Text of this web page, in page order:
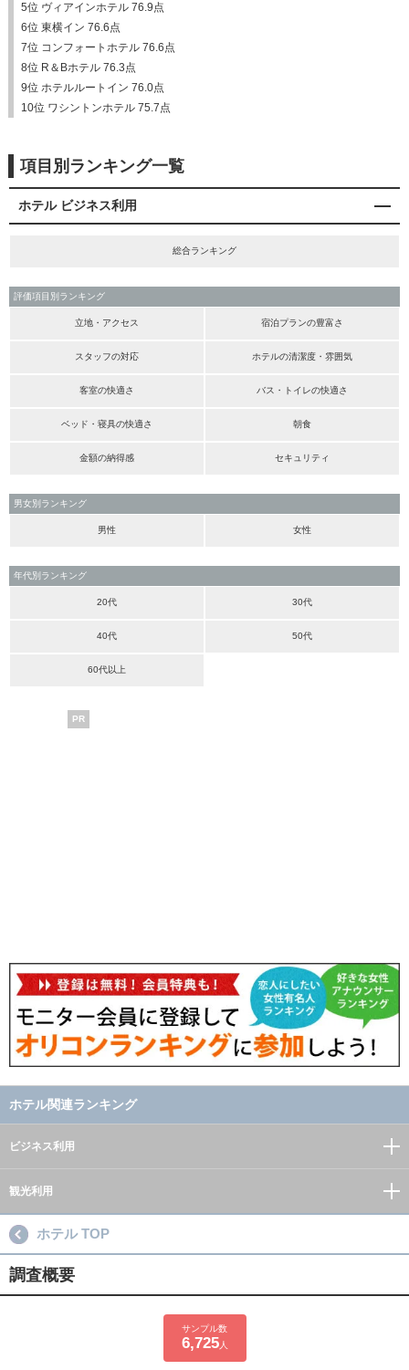
5位 ヴィアインホテル 76.9点
6位 東横イン 76.6点
7位 コンフォートホテル 76.6点
8位 R＆Bホテル 76.3点
9位 ホテルルートイン 76.0点
10位 ワシントンホテル 75.7点
項目別ランキング一覧
ホテル ビジネス利用
総合ランキング
評価項目別ランキング
立地・アクセス 宿泊プランの豊富さ
スタッフの対応 ホテルの清潔度・雰囲気
客室の快適さ バス・トイレの快適さ
ベッド・寝具の快適さ 朝食
金額の納得感 セキュリティ
男女別ランキング
男性 女性
年代別ランキング
20代 30代
40代 50代
60代以上
PR
ホテル関連ランキング
ビジネス利用
観光利用
ホテル TOP
調査概要
サンプル数
6,725人